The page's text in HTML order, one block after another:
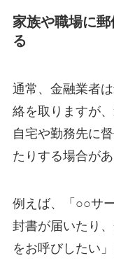
家族や職場に
る
通常、金融業者
絡を取りますが
自宅や勤務先に
たりする場合があ
例えば、「○○サ
封書が届いたり
をお呼びしたい